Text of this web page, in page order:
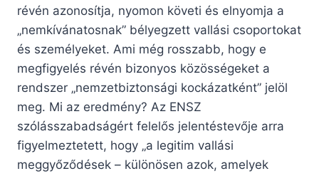
révén azonosítja, nyomon követi és elnyomja a
„nemkívánatosnak” bélyegzett vallási csoportokat
és személyeket. Ami még rosszabb, hogy e
megfigyelés révén bizonyos közösségeket a
rendszer „nemzetbiztonsági kockázatként” jelöl
meg. Mi az eredmény? Az ENSZ
szólásszabadságért felelős jelentéstevője arra
figyelmeztetett, hogy „a legitim vallási
meggyőződések – különösen azok, amelyek